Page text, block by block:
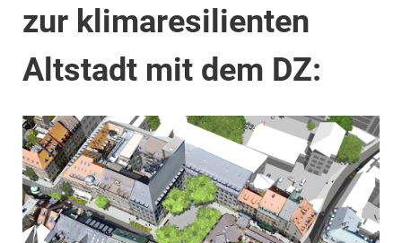
zur klimaresilienten
Altstadt mit dem DZ: